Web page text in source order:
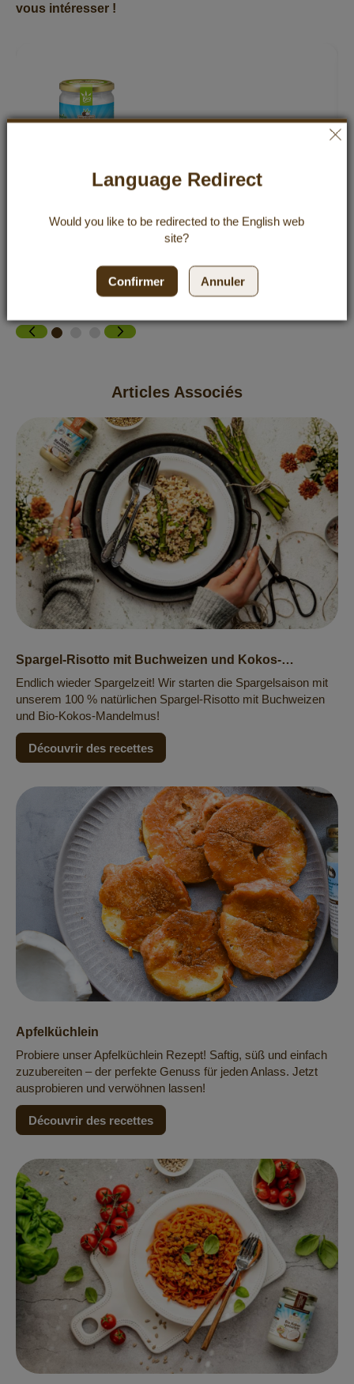
vous intéresser !
Huile de coco bio premium / Coconut
12,99 €
Articles Associés
Spargel-Risotto mit Buchweizen und Kokos-
Endlich wieder Spargelzeit! Wir starten die Spargelsaison mit
unserem 100 % natürlichen Spargel-Risotto mit Buchweizen
und Bio-Kokos-Mandelmus!
Découvrir des recettes
Apfelküchlein
Probiere unser Apfelküchlein Rezept! Saftig, süß und einfach
zuzubereiten – der perfekte Genuss für jeden Anlass. Jetzt
ausprobieren und verwöhnen lassen!
Découvrir des recettes
Language Redirect
Would you like to be redirected to the English web
site?
Confirmer Annuler